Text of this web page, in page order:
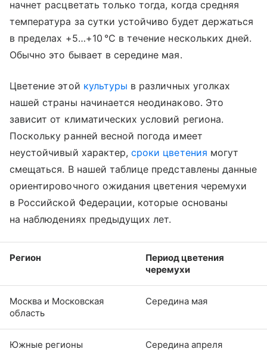
начнет расцветать только тогда, когда средняя
температура за сутки устойчиво будет держаться
в пределах +5…+10 °C в течение нескольких дней.
Обычно это бывает в середине мая.
Цветение этой культуры в различных уголках
нашей страны начинается неодинаково. Это
зависит от климатических условий региона.
Поскольку ранней весной погода имеет
неустойчивый характер,сроки цветения могут
смещаться. В нашей таблице представлены данные
ориентировочного ожидания цветения черемухи
в Российской Федерации, которые основаны
на наблюдениях предыдущих лет.
Регион
Период цветения
черемухи
Москва и Московская
область
Середина мая
Южные регионы Середина апреля